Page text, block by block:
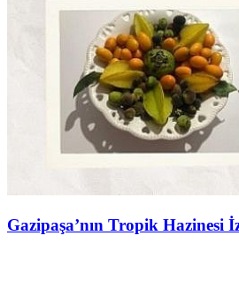
Gazipaşa’nın Tropik Hazinesi